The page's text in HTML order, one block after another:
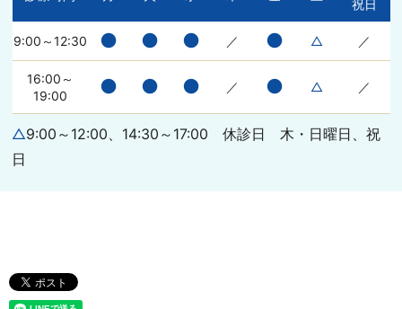
祝日
9:00～12:30 ● ● ● ／ ● △ ／
16:00～
19:00
● ● ● ／ ● △ ／
△9:00～12:00、14:30～17:00 休診日 木・日曜日、祝
日